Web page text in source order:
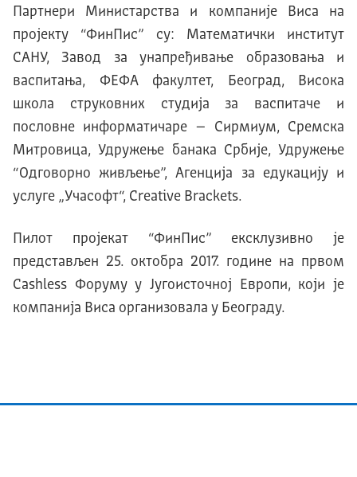
Партнери Министарства и компаније Виса на
пројекту “ФинПис” су: Математички институт
САНУ, Завод за унапређивање образовања и
васпитања, ФЕФА факултет, Београд, Висока
школа струковних студија за васпитаче и
пословне информатичаре – Сирмиум, Сремска
Митровица, Удружење банака Србије, Удружење
“Одговорно живљење”, Агенција за едукацију и
услуге „Учасофт“, Creative Brackets.
Пилот пројекат “ФинПис” ексклузивно је
представљен 25. октобра 2017. године на првом
Cashless Форуму у Југоисточној Европи, који је
компанија Виса организовала у Београду.